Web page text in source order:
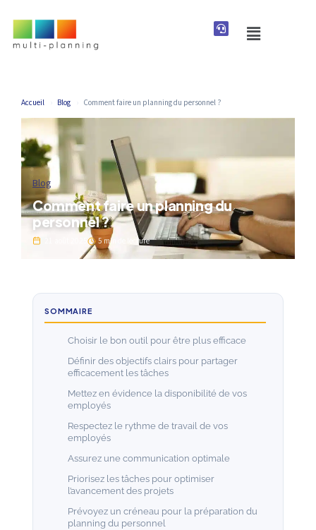
Accueil Blog Comment faire un planning du personnel ?
Blog
Comment faire un planning du
personnel ?
5 min de lecture
SOMMAIRE
Choisir le bon outil pour être plus efficace
Définir des objectifs clairs pour partager
efficacement les tâches
Mettez en évidence la disponibilité de vos
employés
Respectez le rythme de travail de vos
employés
Assurez une communication optimale
Priorisez les tâches pour optimiser
l’avancement des projets
Prévoyez un créneau pour la préparation du
planning du personnel